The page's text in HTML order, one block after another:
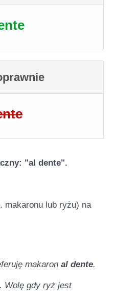
"al dente".
makaronu lub ryżu) na
makaron al dente.
. Wolę gdy ryż jest